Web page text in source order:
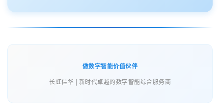
做数字智能价值伙伴
长虹佳华 | 新时代卓越的数字智能综合服务商